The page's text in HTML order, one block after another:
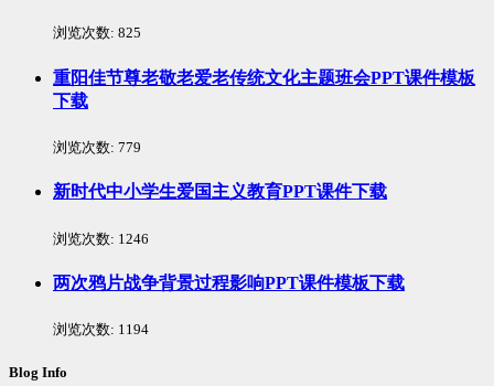
浏览次数: 825
重阳佳节尊老敬老爱老传统文化主题班会PPT课件模板
下载
浏览次数: 779
新时代中小学生爱国主义教育PPT课件下载
浏览次数: 1246
两次鸦片战争背景过程影响PPT课件模板下载
浏览次数: 1194
Blog Info